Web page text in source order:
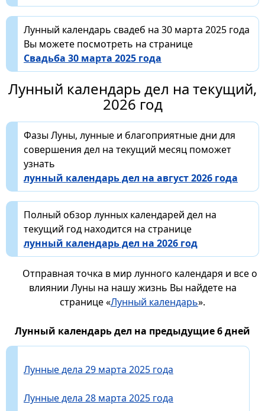
Лунный календарь свадеб на 30 марта 2025 года
Вы можете посмотреть на странице
Свадьба 30 марта 2025 года
Лунный календарь дел на текущий,
2026 год
Фазы Луны, лунные и благоприятные дни для
совершения дел на текущий месяц поможет
узнать
лунный календарь дел на август 2026 года
Полный обзор лунных календарей дел на
текущий год находится на странице
лунный календарь дел на 2026 год
Отправная точка в мир лунного календаря и все о
влиянии Луны на нашу жизнь Вы найдете на
странице «Лунный календарь».
Лунный календарь дел на предыдущие 6 дней
Лунные дела 29 марта 2025 года
Лунные дела 28 марта 2025 года